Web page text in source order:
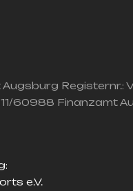
Registernr.:
60988 Finanzamt
e.V.